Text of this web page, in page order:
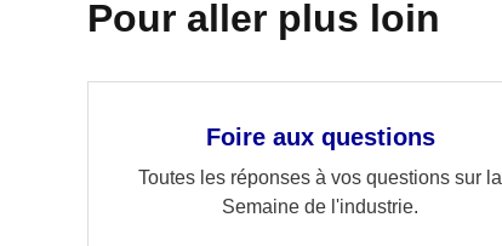
Pour aller plus loin
Foire aux questions
Toutes les réponses à vos questions sur la
Semaine de l'industrie.